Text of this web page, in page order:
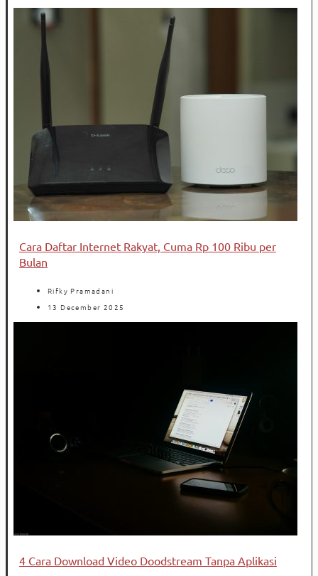
Cara Daftar Internet Rakyat, Cuma Rp 100 Ribu per
Bulan
Rifky Pramadani
13 December 2025
4 Cara Download Video Doodstream Tanpa Aplikasi